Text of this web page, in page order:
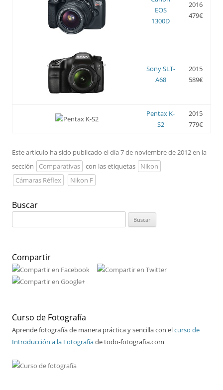
EOS
1300D
2016
479€
Sony SLT-
A68
2015
589€
Pentax K-
S2
2015
779€
Este artículo ha sido publicado el día 7 de noviembre de 2012 en la
sección
Comparativas con las etiquetas
Nikon
Cámaras Réflex
Nikon F
Buscar
Compartir
Curso de Fotografía
Aprende fotografía de manera práctica y sencilla con elcurso de
Introducción a la Fotografíade todo-fotografia.com